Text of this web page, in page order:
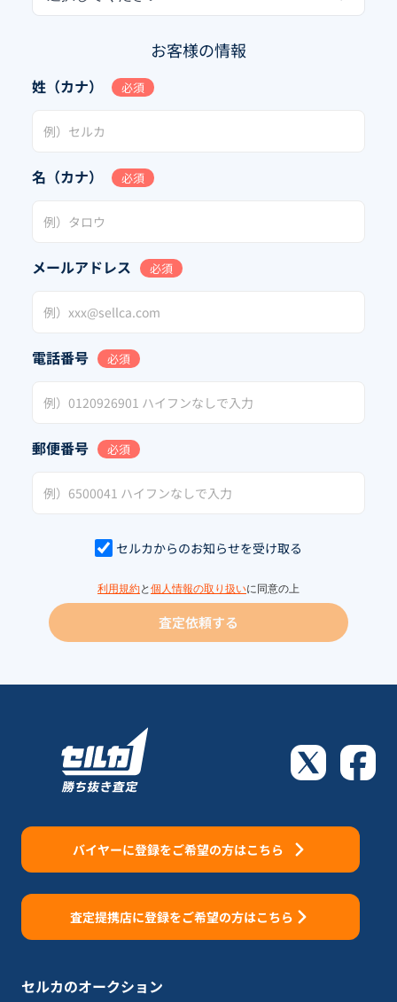
お客様の情報
姓（カナ） 必須
名（カナ） 必須
メールアドレス 必須
電話番号 必須
郵便番号 必須
セルカからのお知らせを受け取る
利用規約と 個人情報の取り扱いに同意の上
査定依頼する
バイヤーに登録をご希望の方はこちら
査定提携店に登録をご希望の方はこちら
セルカのオークション